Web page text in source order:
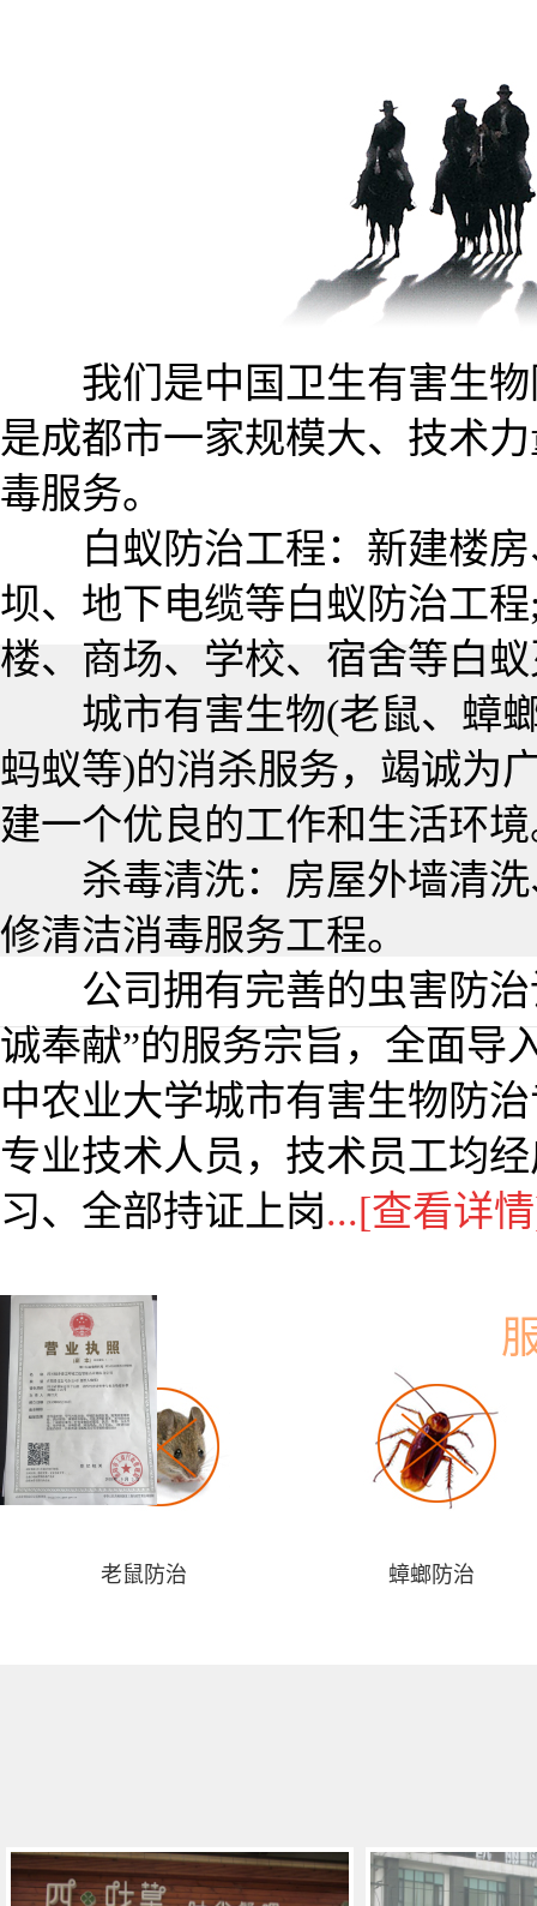
我们是中国卫生有害生物
是成都市一家规模大、技术
毒服务。
白蚁防治工程：新建楼房
坝、地下电缆等白蚁防治工
楼、商场、学校、宿舍等白
城市有害生物(老鼠、蟑螂
蚂蚁等)的消杀服务，竭诚为
建一个优良的工作和生活环境
杀毒清洗：房屋外墙清洗
修清洁消毒服务工程。
公司拥有完善的虫害防治
诚奉献”的服务宗旨，全面导
中农业大学城市有害生物防
专业技术人员，技术员工均
习、全部持证上岗...[查看详情
老鼠防治 蟑螂防治